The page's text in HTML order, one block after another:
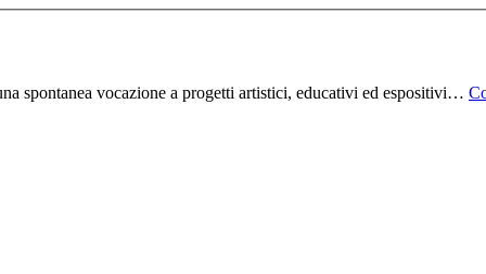
spontanea vocazione a progetti artistici, educativi ed espositivi…